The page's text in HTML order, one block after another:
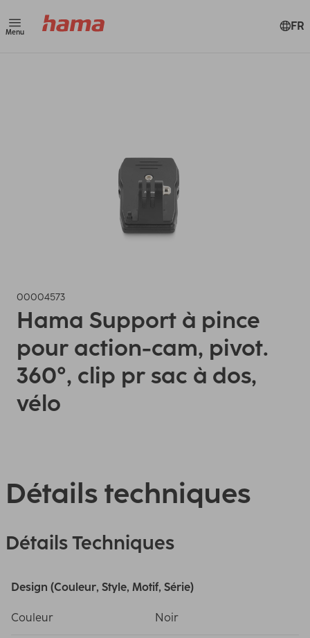
Menu FR
00004573
Hama Support à pince
pour action-cam, pivot.
360°, clip pr sac à dos,
vélo
Détails techniques
Détails Techniques
Design (Couleur, Style, Motif, Série)
Couleur Noir